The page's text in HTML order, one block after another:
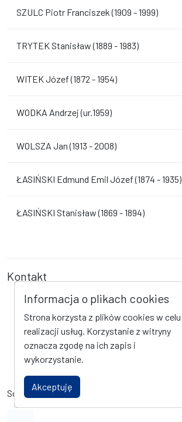
SZULC Piotr Franciszek (1909 - 1999)
TRYTEK Stanisław (1889 - 1983)
WITEK Józef (1872 - 1954)
WODKA Andrzej (ur.1959)
WOLSZA Jan (1913 - 2008)
ŁASIŃSKI Edmund Emil Józef (1874 - 1935)
ŁASIŃSKI Stanisław (1869 - 1894)
Kontakt
Urząd Gminy Borzęcin
Borzęcin 583 G
32-825 Borzęcin
tel +48 14 684 63 70
Social Media
Informacja o plikach cookies
Strona korzysta z plików cookies w celu
realizacji usług. Korzystanie z witryny
oznacza zgodę na ich zapis i
wykorzystanie.
Akceptuję